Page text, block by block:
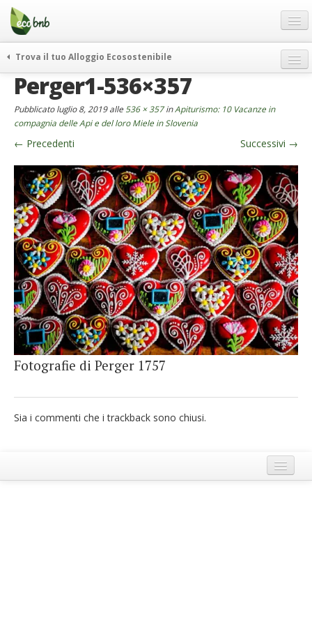
Menu
Salta
contenuto
Offerte Speciali
Regali
FAQ
Chi Siamo
Partner
Contatti
Italiano
German
English
Spanish
French
Italiano
Trova il tuo Alloggio Ecosostenibile
weekend green
itinerari
curiosità
vivere e viaggiare verde
news ed eventi
ecohotel
rassegna stampa
Perger1-536×357
Pubblicatoluglio 8, 2019alle 536 × 357inApiturismo: 10 Vacanze in
compagnia delle Api e del loro Miele in Slovenia
← Precedenti Successivi →
Fotografie di Perger 1757
Sia i commenti che i trackback sono chiusi.